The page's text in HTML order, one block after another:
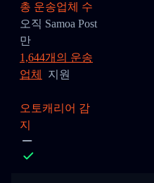
총 운송업체 수
오직 Samoa Post
만
1,644개의 운송
업체
지원
오토캐리어 감
지